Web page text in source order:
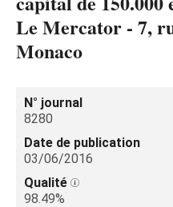
Le Mercator - 7,
Monaco
N° journal
8280
Date de publication
03/06/2016
Qualité
98.49%